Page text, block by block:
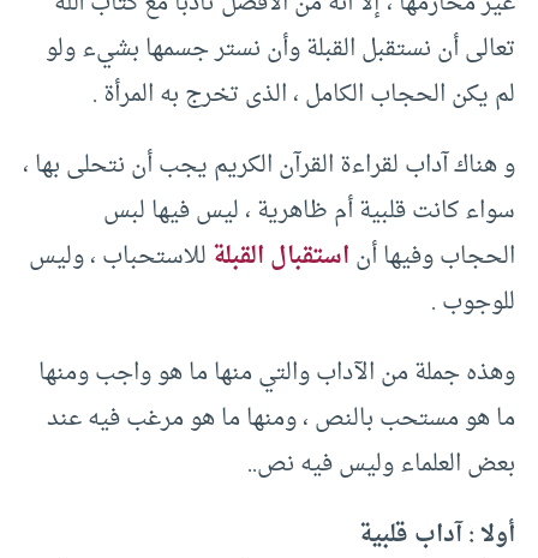
تعالى أن نستقبل القبلة وأن نستر جسمها بشيء ولو
لم يكن الحجاب الكامل ، الذى تخرج به المرأة .
و هناك آداب لقراءة القرآن الكريم يجب أن نتحلى بها ،
سواء كانت قلبية أم ظاهرية ، ليس فيها لبس
الحجاب وفيها أناستقبال القبلةللاستحباب ، وليس
للوجوب .
وهذه جملة من الآداب والتي منها ما هو واجب ومنها
ما هو مستحب بالنص ، ومنها ما هو مرغب فيه عند
بعض العلماء وليس فيه نص..
أولا : آداب قلبية